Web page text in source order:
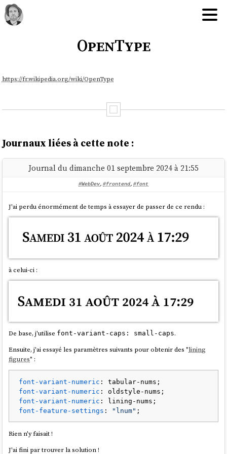
OpenType
https://fr.wikipedia.org/wiki/OpenType
Journaux liées à cette note :
Journal du dimanche 01 septembre 2024 à 21:55
#WebDev, #frontend, #font
J'ai perdu énormément de temps à essayer de passer de ce rendu :
à celui-ci :
De base, j'utilise font-variant-caps: small-caps.
Ensuite, j'ai essayé les paramètres suivants pour obtenir des "lining
figures" :
font-variant-numeric
font-variant-numeric
font-variant-numeric
font-feature-settings : "lnum"
Rien n'y faisait !
J'ai fini par trouver la solution !